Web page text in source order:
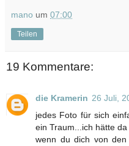
mano um 07:00
Teilen
19 Kommentare:
die Kramerin 26 Juli,
jedes Foto für sich
ein Traum...ich hätte
wenn du dich von den